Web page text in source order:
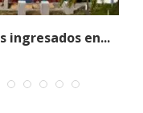
ingresados en...